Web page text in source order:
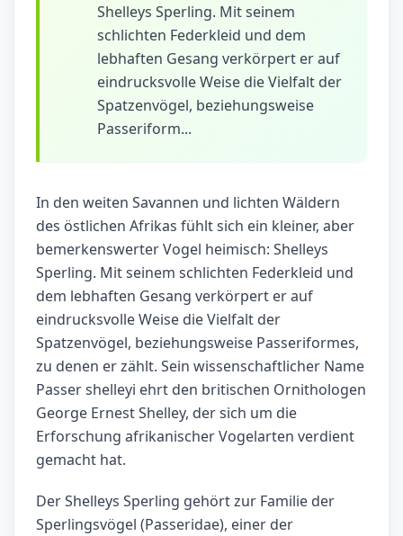
Shelleys Sperling. Mit seinem
schlichten Federkleid und dem
lebhaften Gesang verkörpert er auf
eindrucksvolle Weise die Vielfalt der
Spatzenvögel, beziehungsweise
Passeriform...
In den weiten Savannen und lichten Wäldern
des östlichen Afrikas fühlt sich ein kleiner, aber
bemerkenswerter Vogel heimisch: Shelleys
Sperling. Mit seinem schlichten Federkleid und
dem lebhaften Gesang verkörpert er auf
eindrucksvolle Weise die Vielfalt der
Spatzenvögel, beziehungsweise Passeriformes,
zu denen er zählt. Sein wissenschaftlicher Name
Passer shelleyi ehrt den britischen Ornithologen
George Ernest Shelley, der sich um die
Erforschung afrikanischer Vogelarten verdient
gemacht hat.
Der Shelleys Sperling gehört zur Familie der
Sperlingsvögel (Passeridae), einer der